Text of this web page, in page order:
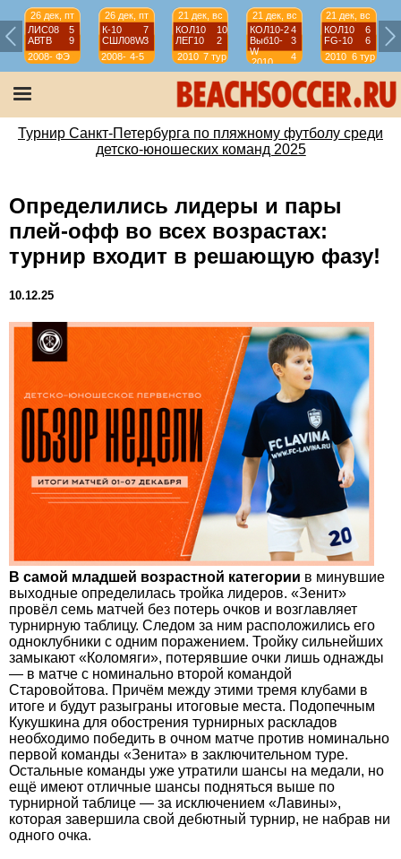
26 дек, пт
ЛИС08
5
АВТВ
9
2008-
2009
ФЭ
26 дек, пт
К-10
7
СШЛ08W3
2008-
2009
4-5
21 дек, вс
КОЛ10
10
ЛЕГ10
2
2010 7 тур
21 дек, вс
КОЛ10-24
Выб10-
W
3
2010
4
тур
21 дек, вс
КОЛ10
6
FG-10
6
2010 6 тур
Турнир Санкт-Петербурга по пляжному футболу среди
детско-юношеских команд 2025
Определились лидеры и пары
плей-офф во всех возрастах:
турнир входит в решающую фазу!
10.12.25
В самой младшей возрастной категории в минувшие
выходные определилась тройка лидеров. «Зенит»
провёл семь матчей без потерь очков и возглавляет
турнирную таблицу. Следом за ним расположились его
одноклубники с одним поражением. Тройку сильнейших
замыкают «Коломяги», потерявшие очки лишь однажды
— в матче с номинально второй командой
Старовойтова. Причём между этими тремя клубами в
итоге и будут разыграны итоговые места. Подопечным
Кукушкина для обострения турнирных раскладов
необходимо победить в очном матче против номинально
первой команды «Зенита» в заключительном туре.
Остальные команды уже утратили шансы на медали, но
ещё имеют отличные шансы подняться выше по
турнирной таблице — за исключением «Лавины»,
которая завершила свой дебютный турнир, не набрав ни
одного очка.